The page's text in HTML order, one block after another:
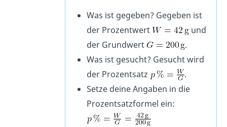
Was ist gegeben? Gegeben ist
der Prozentwert
und
der Grundwert
.
Was ist gesucht? Gesucht wird
der Prozentsatz
.
Setze deine Angaben in die
Prozentsatzformel ein: